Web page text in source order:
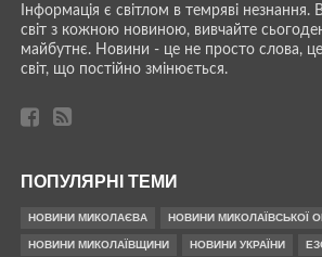
Інформація є світлом в темряві незнання.
світ з кожною новиною, вивчайте
майбутнє. Новини - це не просто слова,
світ, що постійно змінюється.
ПОПУЛЯРНІ ТЕМИ
НОВИНИ МИКОЛАЄВА НОВИНИ МИКОЛАЇВСЬКОЇ
НОВИНИ МИКОЛАЇВЩИНИ НОВИНИ УКРАЇНИ